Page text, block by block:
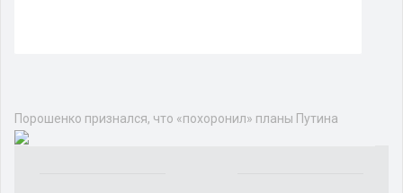
Порошенко признался, что «похоронил» планы Путина